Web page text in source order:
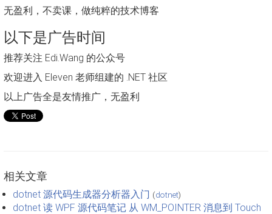
无盈利，不卖课，做纯粹的技术博客
以下是广告时间
推荐关注 Edi.Wang 的公众号
欢迎进入 Eleven 老师组建的 .NET 社区
以上广告全是友情推广，无盈利
相关文章
dotnet 源代码生成器分析器入门 (dotnet)
dotnet 读 WPF 源代码笔记 从 WM_POINTER 消息到 Touch